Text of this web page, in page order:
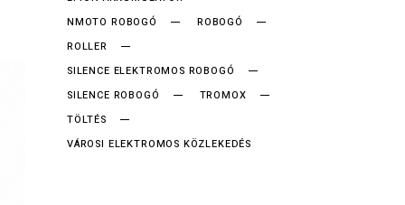
NMOTO ROBOGÓ
ROBOGÓ
ROLLER
SILENCE ELEKTROMOS ROBOGÓ
SILENCE ROBOGÓ
TROMOX
TÖLTÉS
VÁROSI ELEKTROMOS KÖZLEKEDÉS